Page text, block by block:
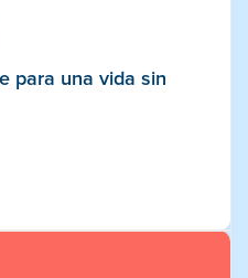
para una vida sin